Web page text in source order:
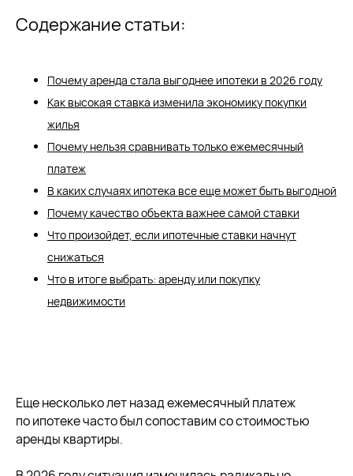
Содержание статьи:
Почему аренда стала выгоднее ипотеки в 2026 году
Как высокая ставка изменила экономику покупки
жилья
Почему нельзя сравнивать только ежемесячный
платеж
В каких случаях ипотека все еще может быть выгодной
Почему качество объекта важнее самой ставки
Что произойдет, если ипотечные ставки начнут
снижаться
Что в итоге выбрать: аренду или покупку
недвижимости
Еще несколько лет назад ежемесячный платеж
по ипотеке часто был сопоставим со стоимостью
аренды квартиры.